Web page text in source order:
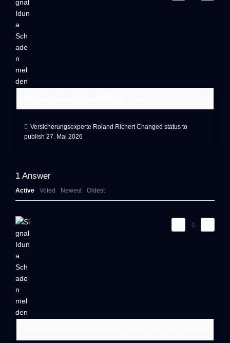
Versicherungsexperte Roland RichertChanged status to
publish 27. Mai 2026
1 Answer
Active Voted Newest Oldest
0